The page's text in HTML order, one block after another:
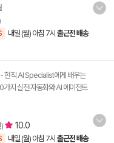
내일 (월) 아침 7시 출근전 배송
현직 AI Specialist에게 배우는
가지 실전 자동화와 AI 에이전트
10.0
내일 (월) 아침 7시 출근전 배송